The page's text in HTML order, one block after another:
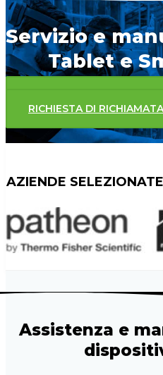
Servizio e
Tablet e
PRENOTA UNA
RICHIESTA DI RICHIAMATA
AZIENDE
Assistenza e